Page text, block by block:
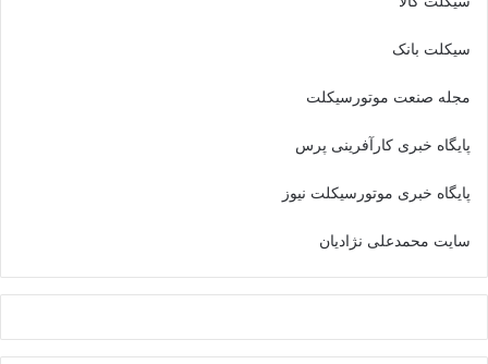
سیکلت بانک
مجله صنعت موتورسیکلت
پایگاه خبری کارآفرینی پرس
پایگاه خبری موتورسیکلت نیوز
سایت محمدعلی نژادیان